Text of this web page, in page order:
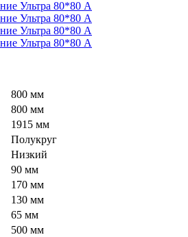
800 мм
800 мм
1915 мм
Полукруг
Низкий
90 мм
170 мм
130 мм
65 мм
500 мм